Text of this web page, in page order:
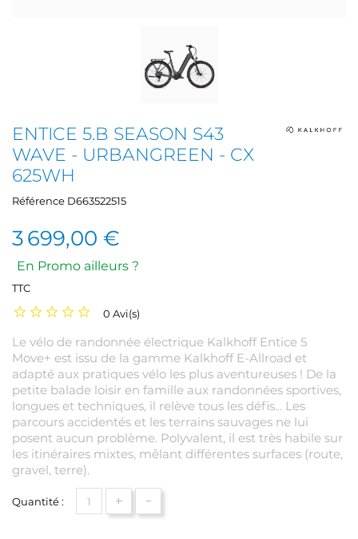
ENTICE 5.B SEASON S43
WAVE - URBANGREEN - CX
625WH
Référence D663522515
3 699,00 €
En Promo ailleurs ?
TTC
0 Avi(s)
Le vélo de randonnée électrique Kalkhoff Entice 5
Move+ est issu de la gamme Kalkhoff E-Allroad et
adapté aux pratiques vélo les plus aventureuses ! De la
petite balade loisir en famille aux randonnées sportives,
longues et techniques, il relève tous les défis... Les
parcours accidentés et les terrains sauvages ne lui
posent aucun problème. Polyvalent, il est très habile sur
les itinéraires mixtes, mêlant différentes surfaces (route,
gravel, terre).
Quantité : + -